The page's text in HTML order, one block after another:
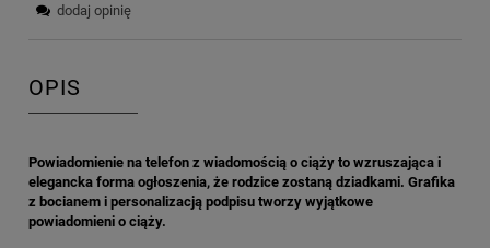
dodaj opinię
OPIS
Powiadomienie na telefon z wiadomością o ciąży to wzruszająca i
elegancka forma ogłoszenia, że rodzice zostaną dziadkami. Grafika
z bocianem i personalizacją podpisu tworzy wyjątkowe
powiadomieni o ciąży.